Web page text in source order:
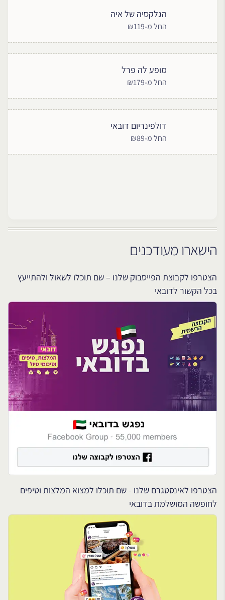
הגלקסיה של איה
החל מ-₪119
מופע לה פרל
החל מ-₪179
דולפינריום דובאי
החל מ-₪89
הישארו מעודכנים
הצטרפו לקבוצת הפייסבוק שלנו – שם תוכלו לשאול ולהתייעץ
בכל הקשור לדובאי
הצטרפו לאינסטגרם שלנו - שם תוכלו למצוא המלצות וטיפים
לחופשה המושלמת בדובאי